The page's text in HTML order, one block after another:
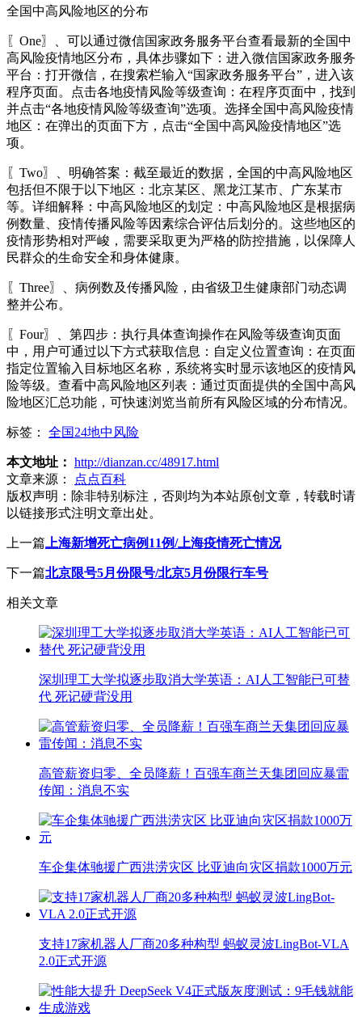
全国中高风险地区的分布
〖One〗、可以通过微信国家政务服务平台查看最新的全国中
高风险疫情地区分布，具体步骤如下：进入微信国家政务服务
平台：打开微信，在搜索栏输入“国家政务服务平台”，进入该
程序页面。点击各地疫情风险等级查询：在程序页面中，找到
并点击“各地疫情风险等级查询”选项。选择全国中高风险疫情
地区：在弹出的页面下方，点击“全国中高风险疫情地区”选
项。
〖Two〗、明确答案：截至最近的数据，全国的中高风险地区
包括但不限于以下地区：北京某区、黑龙江某市、广东某市
等。详细解释：中高风险地区的划定：中高风险地区是根据病
例数量、疫情传播风险等因素综合评估后划分的。这些地区的
疫情形势相对严峻，需要采取更为严格的防控措施，以保障人
民群众的生命安全和身体健康。
〖Three〗、病例数及传播风险，由省级卫生健康部门动态调
整并公布。
〖Four〗、第四步：执行具体查询操作在风险等级查询页面
中，用户可通过以下方式获取信息：自定义位置查询：在页面
指定位置输入目标地区名称，系统将实时显示该地区的疫情风
险等级。查看中高风险地区列表：通过页面提供的全国中高风
险地区汇总功能，可快速浏览当前所有风险区域的分布情况。
标签： 全国24地中风险
本文地址： http://dianzan.cc/48917.html
文章来源：
点点百科
版权声明： 除非特别标注，否则均为本站原创文章，转载时请
以链接形式注明文章出处。
上一篇 上海新增死亡病例11例/上海疫情死亡情况
下一篇北京限号5月份限号/北京5月份限行车号
相关文章
深圳理工大学拟逐步取消大学英语：AI人工智能已可替
代 死记硬背没用
高管薪资归零、全员降薪！百强车商兰天集团回应暴雷
传闻：消息不实
车企集体驰援广西洪涝灾区 比亚迪向灾区捐款1000万元
支持17家机器人厂商20多种构型 蚂蚁灵波LingBot-VLA
2.0正式开源